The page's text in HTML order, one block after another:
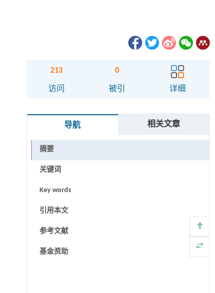
213
访问
0
被引 详细
导航 相关文章
摘要
关键词
Key words
引用本文
参考文献
基金资助